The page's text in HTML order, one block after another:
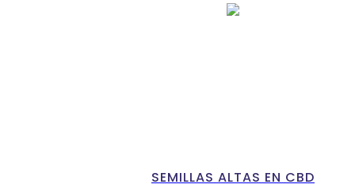
SEMILLAS ALTAS EN CBD